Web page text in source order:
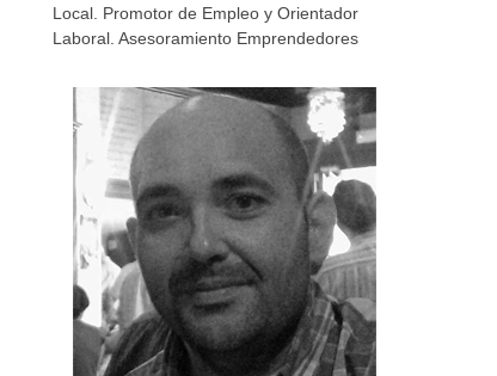
Local. Promotor de Empleo y Orientador
Laboral. Asesoramiento Emprendedores